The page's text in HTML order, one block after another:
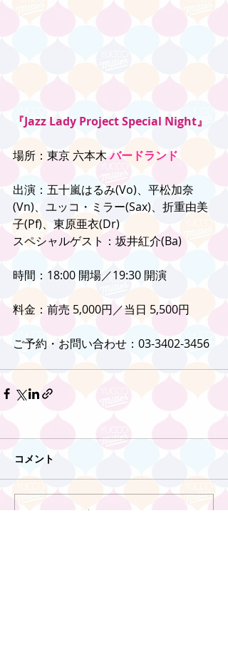
『Jazz Lady Project Special Night』
場所：東京 六本木 バードランド
出演：五十嵐はるみ(Vo)、平松加奈
(Vn)、ユッコ・ミラー(Sax)、折重由美
子(Pf)、東原亜衣(Dr)
スペシャルゲスト：坂井紅介(Ba)
時間：18:00 開場／19:30 開演
料金：前売 5,000円／当日 5,500円
ご予約・お問い合わせ：03-3402-3456
コメント
コメントを追加…